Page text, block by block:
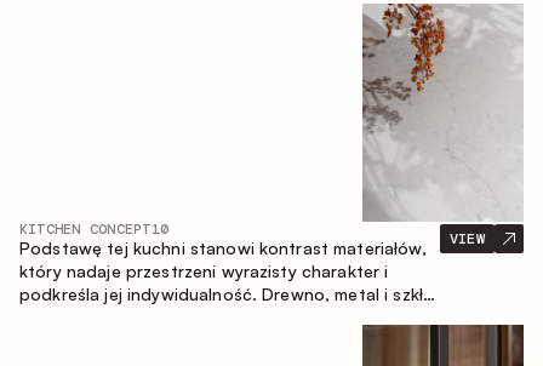
stref przechowywania. Układ prosty z wyspą
buduje logiczną strukturę przestrzeni oraz tworzy
wygodną oś komunikacyjną między strefami
KITCHEN CONCEPT10
Podstawę tej kuchni stanowi kontrast materiałów,
który nadaje przestrzeni wyrazisty charakter i
podkreśla jej indywidualność. Drewno, metal i szkło
VIEW